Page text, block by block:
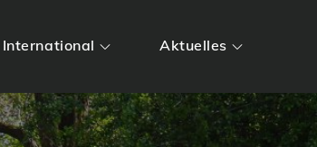
International Aktuelles